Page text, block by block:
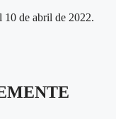
10 de abril de 2022.